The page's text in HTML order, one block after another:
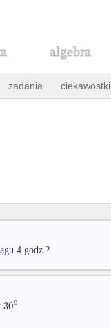
algebra
zadania ciekawostki
4 godz ?
300